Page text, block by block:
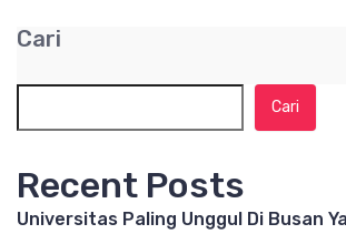
Cari
Cari
Recent Posts
Universitas Paling Unggul Di Busan